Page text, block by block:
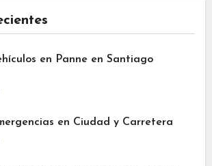
en Panne en Santiago
en Ciudad y Carretera